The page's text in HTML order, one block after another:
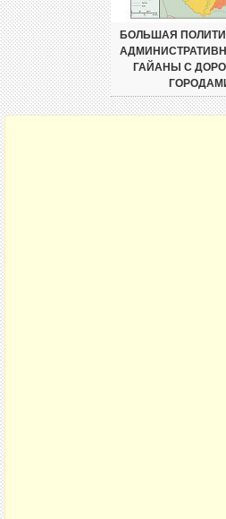
БОЛЬШАЯ
ГАЙАНЫ С